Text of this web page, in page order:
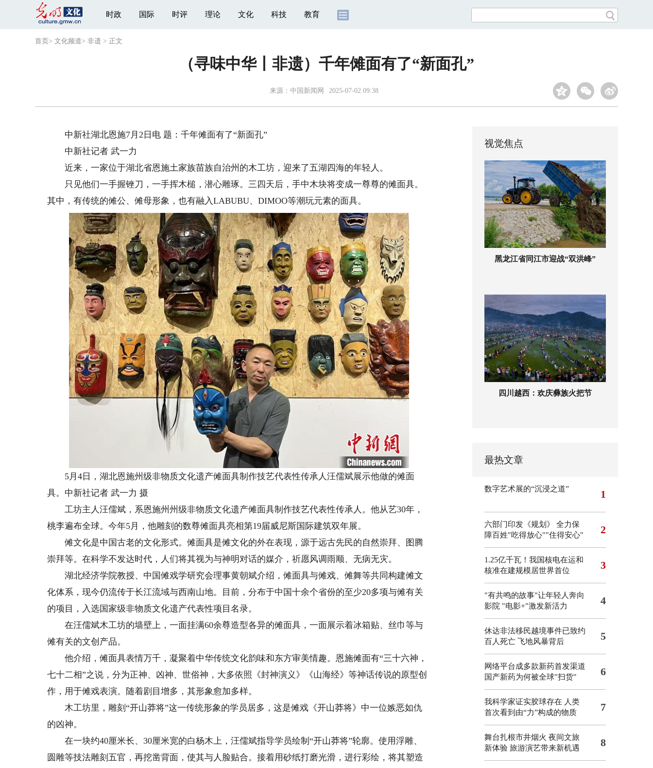
时政 国际 时评 理论 文化 科技 教育
首页 > 文化频道> 非遗 > 正文
（寻味中华丨非遗）千年傩面有了“新面孔”
来源： 中国新闻网 2025-07-02 09:38
中新社湖北恩施7月2日电 题：千年傩面有了“新面孔”
中新社记者 武一力
近来，一家位于湖北省恩施土家族苗族自治州的木工坊，迎来了五湖四海的年轻人。
只见他们一手握锉刀，一手挥木槌，潜心雕琢。三四天后，手中木块将变成一尊尊的傩面具。
其中，有传统的傩公、傩母形象，也有融入LABUBU、DIMOO等潮玩元素的面具。
5月4日，湖北恩施州级非物质文化遗产傩面具制作技艺代表性传承人汪儒斌展示他做的傩面
具。中新社记者 武一力 摄
工坊主人汪儒斌，系恩施州州级非物质文化遗产傩面具制作技艺代表性传承人。他从艺30年，
桃李遍布全球。今年5月，他雕刻的数尊傩面具亮相第19届威尼斯国际建筑双年展。
傩文化是中国古老的文化形式。傩面具是傩文化的外在表现，源于远古先民的自然崇拜、图腾
崇拜等。在科学不发达时代，人们将其视为与神明对话的媒介，祈愿风调雨顺、无病无灾。
湖北经济学院教授、中国傩戏学研究会理事黄朝斌介绍，傩面具与傩戏、傩舞等共同构建傩文
化体系，现今仍流传于长江流域与西南山地。目前，分布于中国十余个省份的至少20多项与傩有关
的项目，入选国家级非物质文化遗产代表性项目名录。
在汪儒斌木工坊的墙壁上，一面挂满60余尊造型各异的傩面具，一面展示着冰箱贴、丝巾等与
傩有关的文创产品。
他介绍，傩面具表情万千，凝聚着中华传统文化韵味和东方审美情趣。恩施傩面有“三十六神，
七十二相”之说，分为正神、凶神、世俗神，大多依照《封神演义》《山海经》等神话传说的原型创
作，用于傩戏表演。随着剧目增多，其形象愈加多样。
木工坊里，雕刻“开山莽将”这一传统形象的学员居多，这是傩戏《开山莽将》中一位嫉恶如仇
的凶神。
在一块约40厘米长、30厘米宽的白杨木上，汪儒斌指导学员绘制“开山莽将”轮廓。使用浮雕、
圆雕等技法雕刻五官，再挖凿背面，使其与人脸贴合。接着用砂纸打磨光滑，进行彩绘，将其塑造
视觉焦点
黑龙江省同江市迎战“双洪峰”
四川越西：欢庆彝族火把节
最热文章
数字艺术展的“沉浸之道” 1
六部门印发《规划》 全力保
障百姓"吃得放心""住得安心"
2
1.25亿千瓦！我国核电在运和
核准在建规模居世界首位
3
"有共鸣的故事"让年轻人奔向
影院 "电影+"激发新活力 4
休达非法移民越境事件已致约
百人死亡 飞地风暴背后 5
网络平台成多款新药首发渠道
国产新药为何被全球"扫货"
6
我科学家证实胶球存在 人类
首次看到由“力”构成的物质
7
舞台扎根市井烟火 夜间文旅
新体验 旅游演艺带来新机遇 8